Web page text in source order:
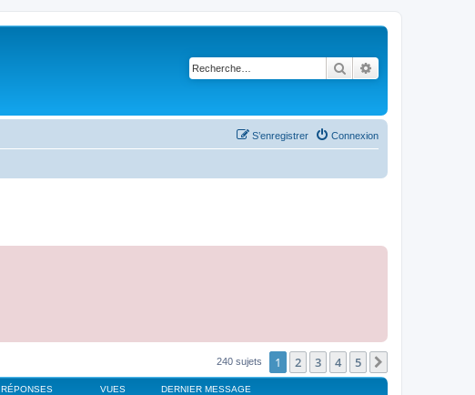
Rechercher
Connexion
S’enregistrer
240 sujets 1 2 3 4 5
RÉPONSES VUES DERNIER MESSAGE